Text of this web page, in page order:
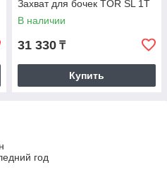
Захват для бочек TOR SL 1T
В наличии
31 330 ₸
Купить
год